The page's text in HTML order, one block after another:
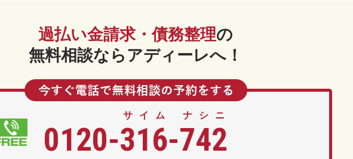
過払い金請求・債務整理の
無料相談ならアディーレへ！
0120-316
サイム
-742
ナシニ